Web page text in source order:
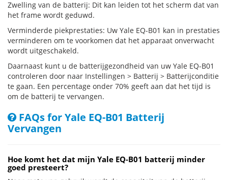
Zwelling van de batterij: Dit kan leiden tot het scherm dat van
het frame wordt geduwd.
Verminderde piekprestaties: Uw Yale EQ-B01 kan in prestaties
verminderen om te voorkomen dat het apparaat onverwacht
wordt uitgeschakeld.
Daarnaast kunt u de batterijgezondheid van uw Yale EQ-B01
controleren door naar Instellingen > Batterij > Batterijconditie
te gaan. Een percentage onder 70% geeft aan dat het tijd is
om de batterij te vervangen.
FAQs for Yale EQ-B01 Batterij
Vervangen
Hoe komt het dat mijn Yale EQ-B01 batterij minder
goed presteert?